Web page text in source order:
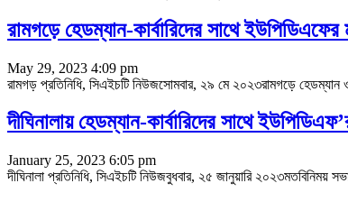
রামগড়ে হেডম্যান-কার্বারিদের সাথে
May 29, 2023 4:09 pm
রামগড় প্রতিনিধি, সিএইচটি নিউজসোমবার, ২৯ মে ২০২৩রামগড়ে হেডম্যান ও
দীঘিনালায় হেডম্যান-কার্বারিদের সাথে
January 25, 2023 6:05 pm
দীঘিনালা প্রতিনিধি, সিএইচটি নিউজবুধবার, ২৫ জানুয়ারি ২০২৩মতবিনিময়